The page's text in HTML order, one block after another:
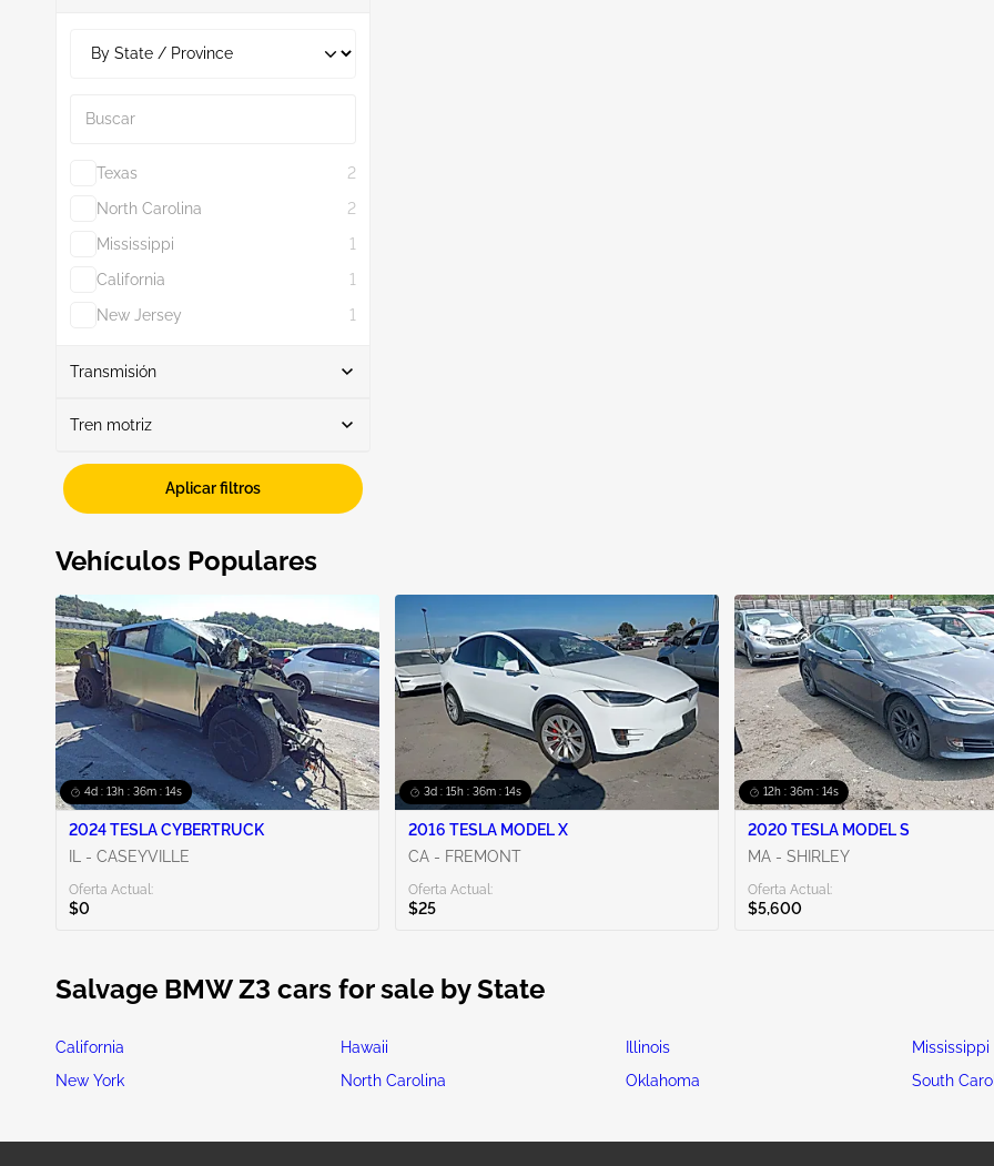
Texas
2
North Carolina
2
Mississippi
1
California
1
New Jersey
1
Mostrar más
Transmisión
Automático 1
Tren motriz
Aplicar filtros
Vehículos Populares
4d : 13h : 36m : 13s
2024 TESLA CYBERTRUCK
IL - CASEYVILLE
Oferta Actual:
$0
3d : 15h : 36m : 13s
2016 TESLA MODEL X
CA - FREMONT
Oferta Actual:
$25
12h : 36m : 13s
2020 TESLA MODEL S
MA - SHIRLEY
Oferta Actual:
$5,600
Salvage BMW Z3 cars for sale by State
California Hawaii Illinois Mississippi
New York
North Carolina Oklahoma South